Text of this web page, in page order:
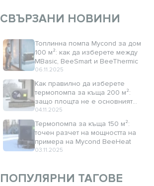
СВЪРЗАНИ НОВИНИ
Топлинна помпа Mycond за дом
100 м²: как да изберете между
MBasic, BeeSmart и BeeThermic
06.11.2025
Как правилно да изберете
термопомпа за къща 200 м²:
защо площта не е основният
критерий
04.11.2025
Термопомпа за къща 150 м²:
точен разчет на мощността на
примера на Mycond BeeHeat
03.11.2025
ПОПУЛЯРНИ ТАГОВЕ